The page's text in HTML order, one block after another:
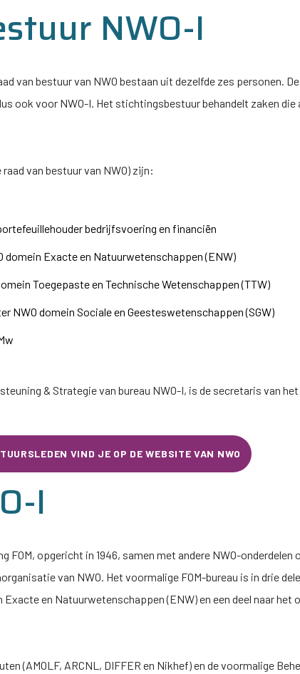
NWO-I
van bestuur van NWO bestaan uit dezelfde zes personen.
ook voor NWO-I . Het stichtingsbestuur behandelt zaken die
van bestuur van NWO) zijn:
bedrijfsvoering en financiën
domein Exacte en Natuurwetenschappen (ENW)
Toegepaste en Technische Wetenschappen (TTW)
NWO domein Sociale en Geesteswetenschappen (SGW)
& Strategie van bureau NWO-I, is de secretaris van
VIND JE OP DE WEBSITE VAN NWO
I
FOM, opgericht in 1946, samen met andere NWO-
van NWO. Het voormalige FOM-bureau is in drie
en Natuurwetenschappen (ENW) en een deel naar het
(AMOLF, ARCNL, DIFFER en Nikhef) en de voormalige